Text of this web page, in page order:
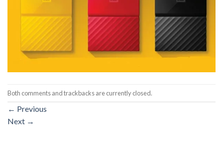
Both comments and trackbacks are currently closed.
← Previous
Next →